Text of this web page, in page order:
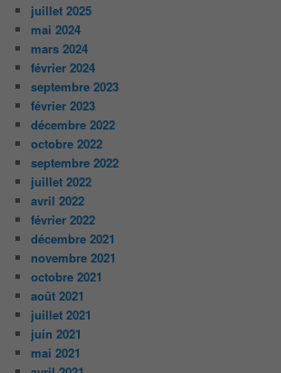
juillet 2025
mai 2024
mars 2024
février 2024
septembre 2023
février 2023
décembre 2022
octobre 2022
septembre 2022
juillet 2022
avril 2022
février 2022
décembre 2021
novembre 2021
octobre 2021
août 2021
juillet 2021
juin 2021
mai 2021